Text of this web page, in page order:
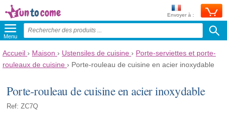
Envoyer à :
Menu
Accueil › Maison › Ustensiles de cuisine › Porte-serviettes et porte-
rouleaux de cuisine › Porte-rouleau de cuisine en acier inoxydable
Porte-rouleau de cuisine en acier inoxydable
Ref: ZC7Q